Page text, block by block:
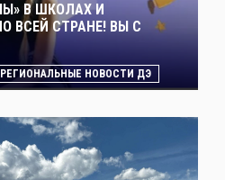
В ШКОЛАХ И
ВСЕЙ СТРАНЕ! ВЫ С
РЕГИОНАЛЬНЫЕ НОВОСТИ ДЭ